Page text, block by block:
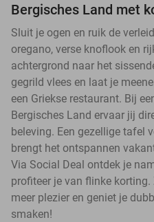
Bergisches Land met
Sluit je ogen en ruik de
oregano, verse knoflook en
achtergrond naar het
gegrild vlees en laat je
een Griekse restaurant. Bij
Bergisches Land ervaar jij
beleving. Een gezellige tafel
brengt het ontspannen
Via Social Deal ontdek je
profiteer je van flinke
meer plezier en geniet je
smaken!